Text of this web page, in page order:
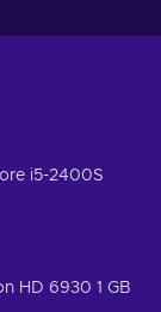
i5-2400S
HD 6930 1 GB